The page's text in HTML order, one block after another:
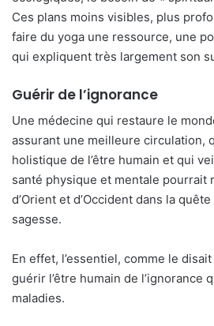
Ces plans moins visibles, plus
faire du yoga une ressource, une
qui expliquent très largement son
Guérir de l’ignorance
Une médecine qui restaure le
assurant une meilleure circulation,
holistique de l’être humain et qui
santé physique et mentale pourrait
d’Orient et d’Occident dans la
sagesse.
En effet, l’essentiel, comme le
guérir l’être humain de l’ignorance
maladies.